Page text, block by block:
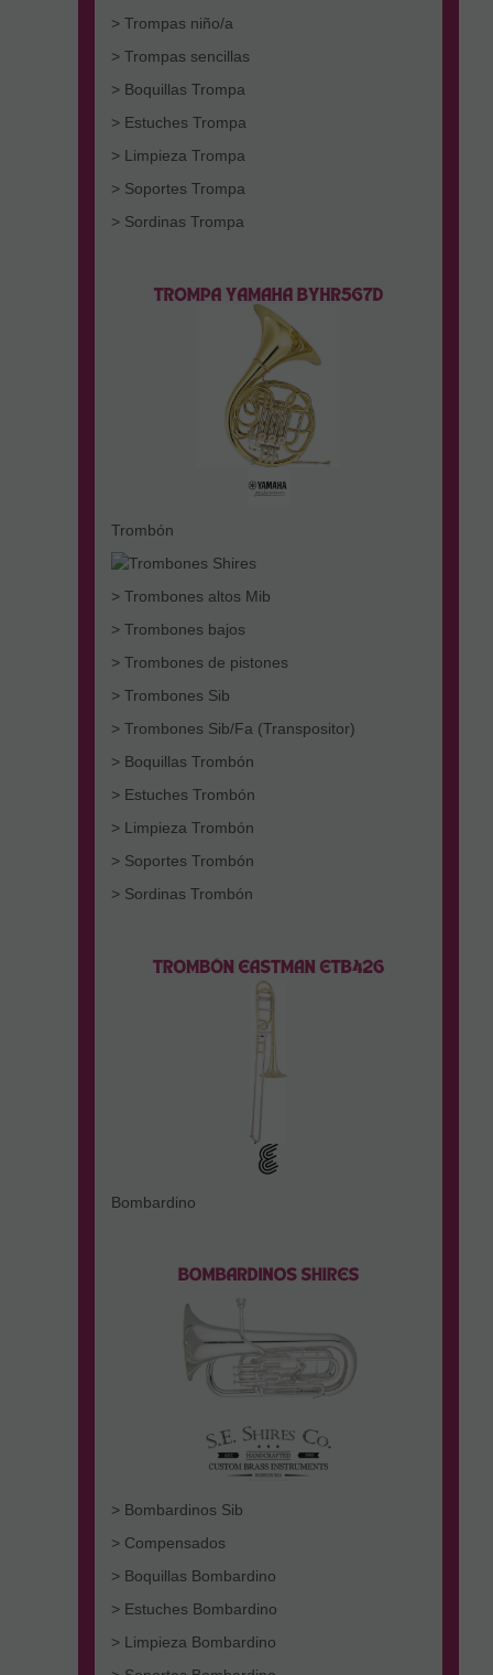
> Trompas niño/a
> Trompas sencillas
> Boquillas Trompa
> Estuches Trompa
> Limpieza Trompa
> Soportes Trompa
> Sordinas Trompa
Trombón
> Trombones altos Mib
> Trombones bajos
> Trombones de pistones
> Trombones Sib
> Trombones Sib/Fa (Transpositor)
> Boquillas Trombón
> Estuches Trombón
> Limpieza Trombón
> Soportes Trombón
> Sordinas Trombón
Bombardino
> Bombardinos Sib
> Compensados
> Boquillas Bombardino
> Estuches Bombardino
> Limpieza Bombardino